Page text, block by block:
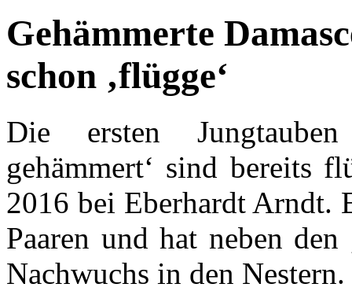
Gehämmerte
schon ‚flügge‘
Die ersten
gehämmert‘ sind bereits
2016 bei Eberhardt Arndt.
Paaren und hat neben
Nachwuchs in den Nestern.